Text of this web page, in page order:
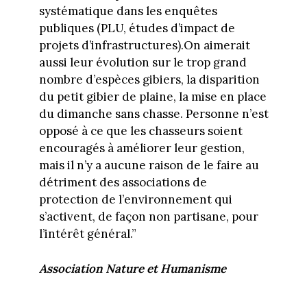
systématique dans les enquêtes
publiques (PLU, études d’impact de
projets d’infrastructures).On aimerait
aussi leur évolution sur le trop grand
nombre d’espèces gibiers, la disparition
du petit gibier de plaine, la mise en place
du dimanche sans chasse. Personne n’est
opposé à ce que les chasseurs soient
encouragés à améliorer leur gestion,
mais il n’y a aucune raison de le faire au
détriment des associations de
protection de l’environnement qui
s’activent, de façon non partisane, pour
l’intérêt général.”
Association Nature et Humanisme